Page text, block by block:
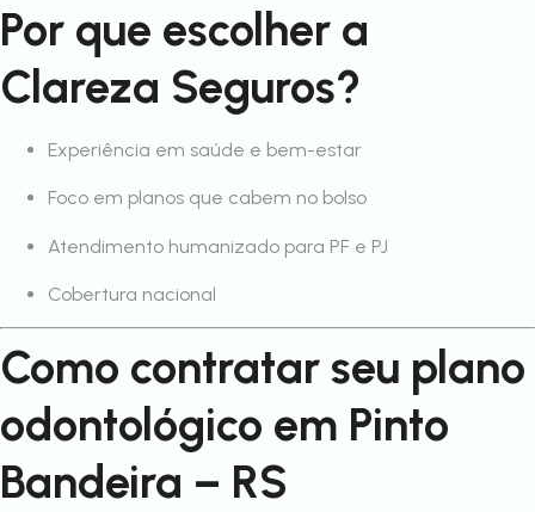
Por que escolher a
Clareza Seguros?
Experiência em saúde e bem-estar
Foco em planos que cabem no bolso
Atendimento humanizado para PF e PJ
Cobertura nacional
Como contratar seu plano
odontológico em Pinto
Bandeira – RS